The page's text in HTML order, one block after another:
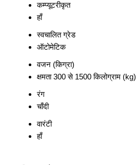
कम्प्यूटरीकृत
हाँ
स्वचालित ग्रेड
ऑटोमेटिक
वजन (किग्रा)
क्षमता 300 से 1500 किलोग्राम (kg)
रंग
चाँदी
वारंटी
हाँ